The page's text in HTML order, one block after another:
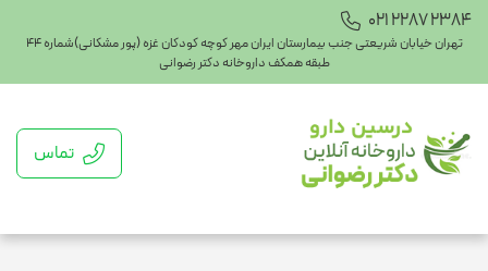
021 2287 2384
تهران خیابان شریعتی جنب بیمارستان ایران مهر کوچه کودکان غزه (پور مشکانی)شماره ۴۴
طبقه همکف داروخانه دکتر رضوانی
تماس